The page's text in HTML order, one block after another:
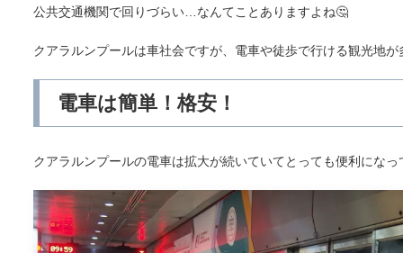
公共交通機関で回りづらい…なんてことありますよね🤔
クアラルンプールは車社会ですが、電車や徒歩で行ける観光地が
電車は簡単！格安！
クアラルンプールの電車は拡大が続いていてとっても便利になっ